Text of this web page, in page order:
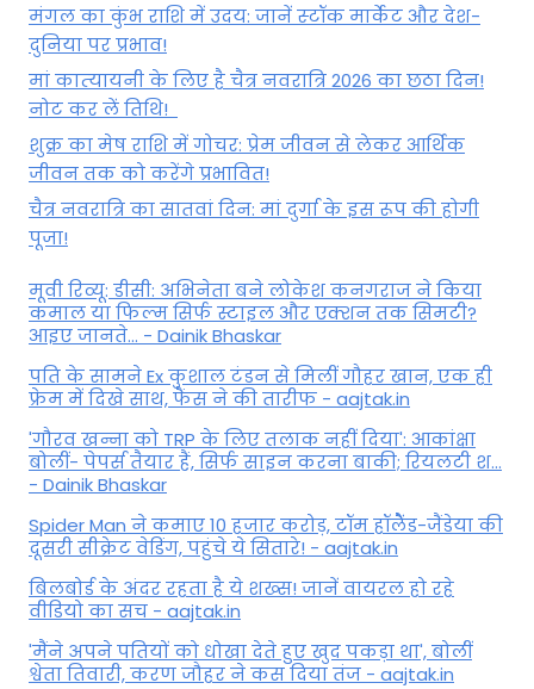
मंगल का कुंभ राशि में उदय: जानें स्‍टॉक मार्केट और देश-
दुनिया पर प्रभाव!
मां कात्‍यायनी के लिए है चैत्र नवरात्रि 2026 का छठा दिन!
नोट कर लें तिथि!
शुक्र का मेष राशि में गोचर: प्रेम जीवन से लेकर आर्थिक
जीवन तक को करेंगे प्रभावित!
चैत्र नवरात्रि का सातवां दिन: मां दुर्गा के इस रूप की होगी
पूजा!
मूवी रिव्यू: डीसी: अभिनेता बने लोकेश कनगराज ने किया
कमाल या फिल्म सिर्फ स्टाइल और एक्शन तक सिमटी?
आइए जानते... - Dainik Bhaskar
पति के सामने Ex कुशाल टंडन से मिलीं गौहर खान, एक ही
फ्रेम में दिखे साथ, फैंस ने की तारीफ - aajtak.in
'गौरव खन्ना को TRP के लिए तलाक नहीं दिया': आकांक्षा
बोलीं- पेपर्स तैयार हैं, सिर्फ साइन करना बाकी; रियलटी श...
- Dainik Bhaskar
Spider Man ने कमाए 10 हजार करोड़, टॉम हॉलैेंड-जैंडेया की
दूसरी सीक्रेट वेडिंग, पहुंचे ये सितारे! - aajtak.in
बिलबोर्ड के अंदर रहता है ये शख्स! जानें वायरल हो रहे
वीडियो का सच - aajtak.in
'मैंने अपने पतियों को धोखा देते हुए खुद पकड़ा था', बोलीं
श्वेता तिवारी, करण जौहर ने कस दिया तंज - aajtak.in